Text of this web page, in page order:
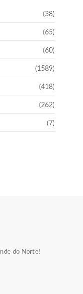
(38)
(65)
(60)
(1589)
(418)
(262)
(7)
do Norte!